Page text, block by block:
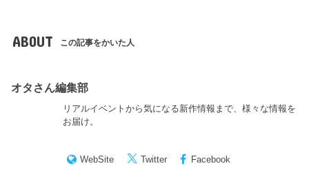
ABOUT この記事をかいた人
オタさん編集部
リアルイベントから気になる新作情報まで、様々な情報を
お届け。
WebSite Twitter Facebook